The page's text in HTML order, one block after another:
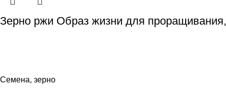
Зерно ржи Образ жизни для
Семена, зерно